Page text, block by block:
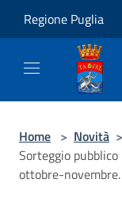
Regione Puglia
Home > Novità >
Sorteggio
ottobre-novembre.